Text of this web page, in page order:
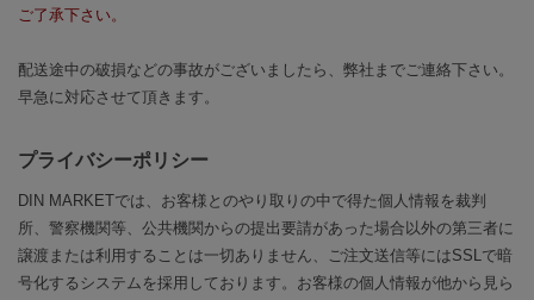
ご了承下さい。
配送途中の破損などの事故がございましたら、弊社までご連絡下さい。
早急に対応させて頂きます。
プライバシーポリシー
DIN MARKETでは、お客様とのやり取りの中で得た個人情報を裁判
所、警察機関等、公共機関からの提出要請があった場合以外の第三者に
譲渡または利用することは一切ありません、ご注文送信等にはSSLで暗
号化するシステムを採用しております。お客様の個人情報が他から見ら